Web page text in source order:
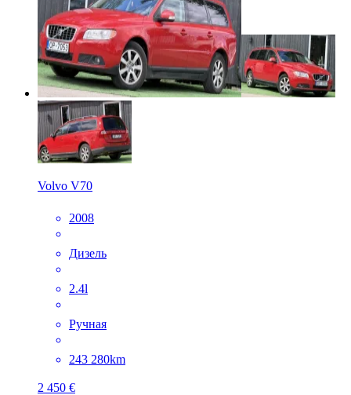
Volvo V70
2008
Дизель
2.4l
Ручная
243 280km
2 450 €